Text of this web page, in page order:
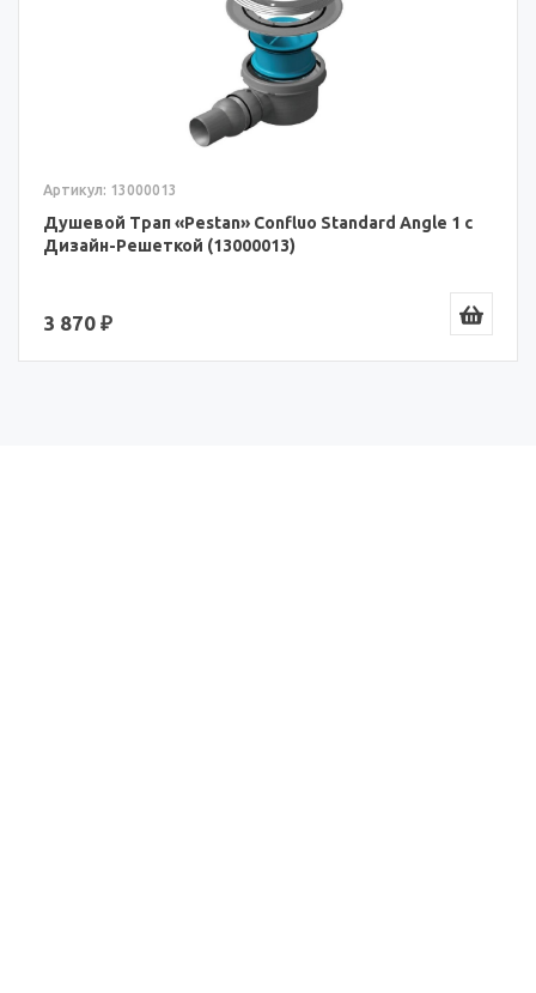
Артикул: 13000013
Душевой Трап «Pestan» Confluo Standard Angle 1 с
Дизайн-Решеткой (13000013)
3 870 ₽